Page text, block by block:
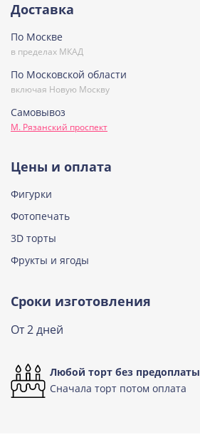
Сметанная
Узнать подробнее о начинке
Узнать подробнее о начинке
Доставка
По Москве
в пределах МКАД
По Московской области
включая Новую Москву
Самовывоз
М. Рязанский проспект
Цены и оплата
Фигурки
Фотопечать
3D торты
Фрукты и ягоды
Сроки изготовления
От 2 дней
Любой торт без предоплаты
Сначала торт потом оплата